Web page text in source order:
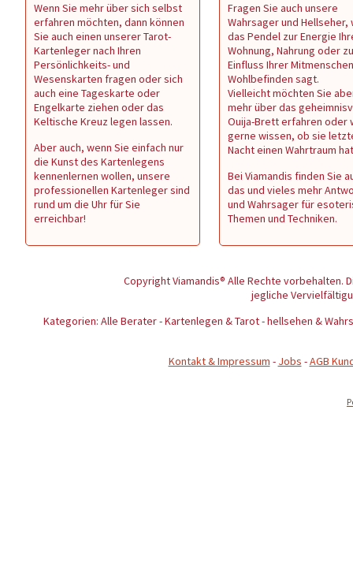
Wenn Sie mehr über sich selbst
erfahren möchten, dann können
Sie auch einen unserer Tarot-
Kartenleger nach Ihren
Persönlichkeits- und
Wesenskarten fragen oder sich
auch eine Tageskarte oder
Engelkarte ziehen oder das
Keltische Kreuz legen lassen.
Aber auch, wenn Sie einfach nur
die Kunst des Kartenlegens
kennenlernen wollen, unsere
professionellen Kartenleger sind
rund um die Uhr für Sie
erreichbar!
Fragen Sie auch unsere
Wahrsager und Hellseher,
das Pendel zur Energie
Wohnung, Nahrung oder
Einfluss Ihrer
Wohlbefinden sagt.
Vielleicht möchten Sie
mehr über das
Ouija-Brett erfahren oder
gerne wissen, ob sie
Nacht einen Wahrtraum
Bei Viamandis finden Sie
das und vieles mehr
und Wahrsager für
Themen und Techniken.
Copyright Viamandis® Alle Rechte vorbehalten.
jegliche
Kategorien: Alle Berater - Kartenlegen & Tarot - hellsehen &
Kontakt & Impressum - Jobs -AGB